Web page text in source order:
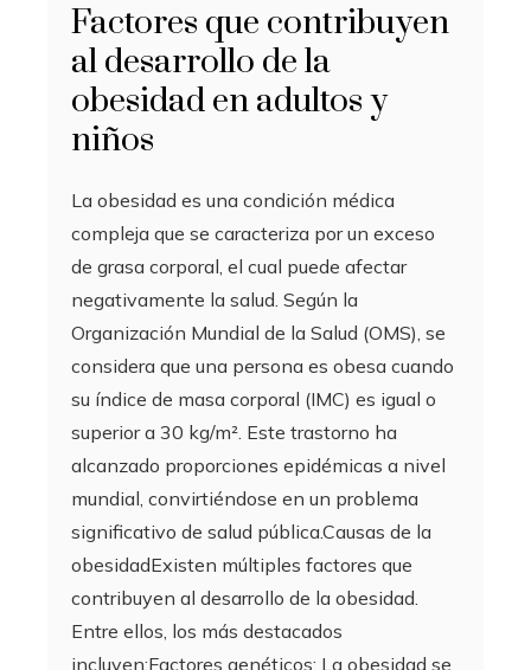
Factores que contribuyen
al desarrollo de la
obesidad en adultos y
niños
La obesidad es una condición médica
compleja que se caracteriza por un exceso
de grasa corporal, el cual puede afectar
negativamente la salud. Según la
Organización Mundial de la Salud (OMS), se
considera que una persona es obesa cuando
su índice de masa corporal (IMC) es igual o
superior a 30 kg/m². Este trastorno ha
alcanzado proporciones epidémicas a nivel
mundial, convirtiéndose en un problema
significativo de salud pública.Causas de la
obesidadExisten múltiples factores que
contribuyen al desarrollo de la obesidad.
Entre ellos, los más destacados
incluyen:Factores genéticos: La obesidad se